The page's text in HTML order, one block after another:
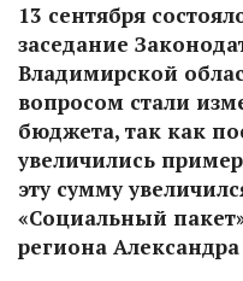
13 сентября
заседание
Владимирской
вопросом стали
бюджета, так как
увеличились
эту сумму
«Социальный
региона